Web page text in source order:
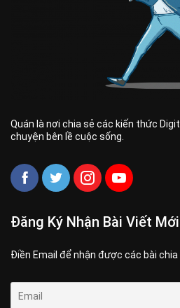
Quán là nơi chia sẻ các kiến thức
chuyện bên lề cuộc sống.
Đăng Ký Nhận Bài Viết Mới
Điền Email để nhận được các bài